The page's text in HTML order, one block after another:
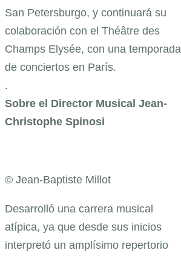
San Petersburgo, y continuará su
colaboración con el Théâtre des
Champs Elysée, con una temporada
de conciertos en París.
.
Sobre el Director Musical Jean-
Christophe Spinosi
© Jean-Baptiste Millot
Desarrolló una carrera musical
atípica, ya que desde sus inicios
interpretó un amplísimo repertorio